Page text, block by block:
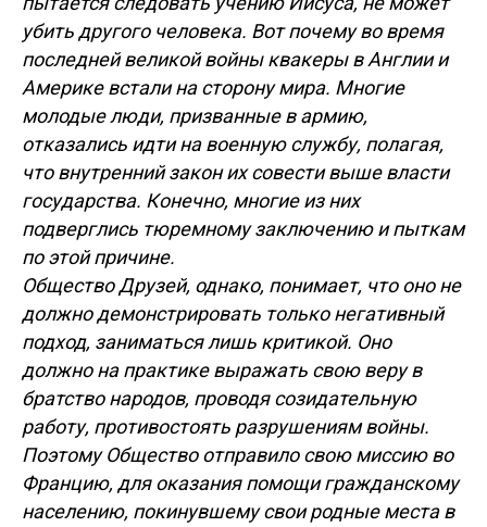
убить другого человека. Вот почему во время
последней великой войны квакеры в Англии и
Америке встали на сторону мира. Многие
молодые люди, призванные в армию,
отказались идти на военную службу, полагая,
что внутренний закон их совести выше власти
государства. Конечно, многие из них
подверглись тюремному заключению и пыткам
по этой причине.
Общество Друзей, однако, понимает, что оно не
должно демонстрировать только негативный
подход, заниматься лишь критикой. Оно
должно на практике выражать свою веру в
братство народов, проводя созидательную
работу, противостоять разрушениям войны.
Поэтому Общество отправило свою миссию во
Францию, для оказания помощи гражданскому
населению, покинувшему свои родные места в